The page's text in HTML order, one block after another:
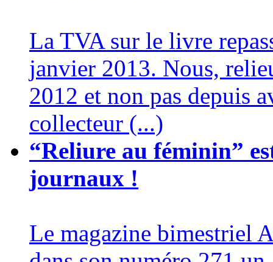
La TVA sur le livre
janvier 2013. Nous,
2012 et non pas depuis
collecteur (...)
“Reliure au féminin”
journaux !
Le magazine bimestriel